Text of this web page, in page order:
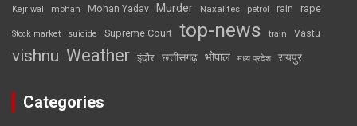
Kejriwal mohan Mohan Yadav Murder Naxalites petrol rain rape
Stock market suicide Supreme Court top-news train Vastu
vishnu Weather इंदौर छत्तीसगढ़ भोपाल मध्य प्रदेश रायपुर
Categories